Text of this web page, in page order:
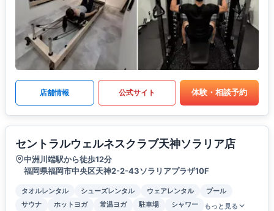
店舗情報 公式サイト 体験・相談予約
セントラルウェルネスクラブ天神ソラリア店
中洲川端駅から徒歩12分
福岡県福岡市中央区天神2-2-43ソラリアプラザ10F
タオルレンタル シューズレンタル ウェアレンタル
プール
サウナ
ホットヨガ 常温ヨガ 駐車場 シャワー もっと見る